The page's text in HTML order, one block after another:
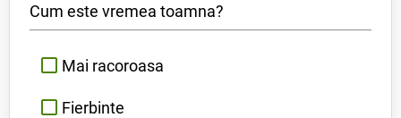
Cum este vremea toamna?
Mai racoroasa
Fierbinte